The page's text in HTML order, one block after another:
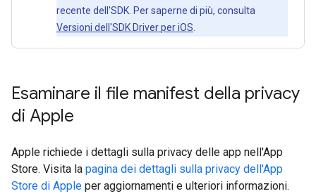
recente dell'SDK. Per saperne di più, consulta
Versioni dell'SDK Driver per iOS
Esaminare il file manifest della privacy
di Apple
Apple richiede i dettagli sulla privacy delle app nell'App
Store. Visita la pagina dei dettagli sulla privacy dell'App
Store di Apple per aggiornamenti e ulteriori informazioni.